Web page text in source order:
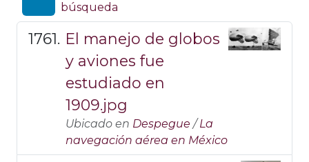
búsqueda
El manejo de globos
y aviones fue
estudiado en
1909.jpg
Ubicado en Despegue /La
navegación aérea en México